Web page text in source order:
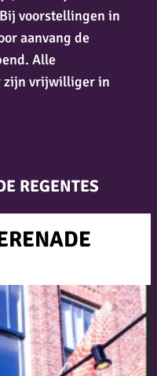
voorstellingen in
aanvang de
Alle
zijn vrijwilliger in
REGENTES